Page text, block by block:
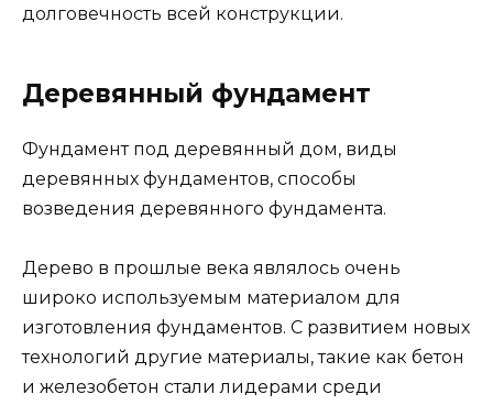
долговечность всей конструкции.
Деревянный фундамент
Фундамент под деревянный дом, виды
деревянных фундаментов, способы
возведения деревянного фундамента.
Дерево в прошлые века являлось очень
широко используемым материалом для
изготовления фундаментов. С развитием новых
технологий другие материалы, такие как бетон
и железобетон стали лидерами среди